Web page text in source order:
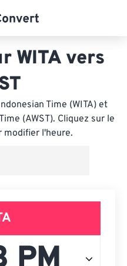
WITA vers
Time (WITA) et
(AWST). Cliquez sur le
modifier l'heure.